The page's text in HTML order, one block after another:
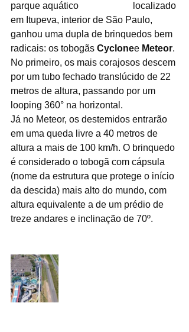
parque aquático
localizado
em Itupeva, interior de São Paulo,
ganhou uma dupla de brinquedos bem
radicais: os tobogãs Cyclonee Meteor.
No primeiro, os mais corajosos descem
por um tubo fechado translúcido de 22
metros de altura, passando por um
looping 360° na horizontal.
Já no Meteor, os destemidos entrarão
em uma queda livre a 40 metros de
altura a mais de 100 km/h. O brinquedo
é considerado o tobogã com cápsula
(nome da estrutura que protege o início
da descida) mais alto do mundo, com
altura equivalente a de um prédio de
treze andares e inclinação de 70º.